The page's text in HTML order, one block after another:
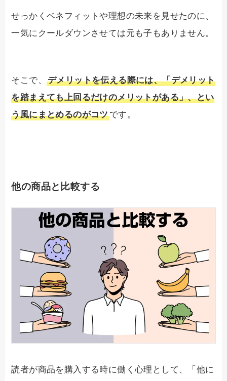
せっかくベネフィットや理想の未来を見せたのに、
一気にクールダウンさせては元も子もありません。
そこで、デメリットを伝える際には、「デメリット
を踏まえても上回るだけのメリットがある」、とい
う風にまとめるのがコツです。
他の商品と比較する
読者が商品を購入する時に働く心理として、「他に